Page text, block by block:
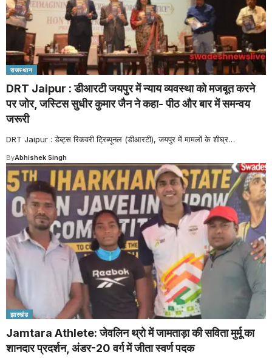
राजस्थान
DRT Jaipur : डीआरटी जयपुर में न्याय व्यवस्था को मजबूत करने
पर जोर, जस्टिस सुधीर कुमार जैन ने कहा- पीठ और बार में समन्वय
जरूरी
DRT Jaipur : डेब्ट्स रिकवरी ट्रिब्यूनल (डीआरटी), जयपुर में मामलों के शीघ्र…
ByAbhishek Singh
झारखंड
Jamtara Athlete: जेवलिन थ्रो में जामताड़ा की सविता मुर्मू का
शानदार प्रदर्शन, अंडर-20 वर्ग में जीता स्वर्ण पदक